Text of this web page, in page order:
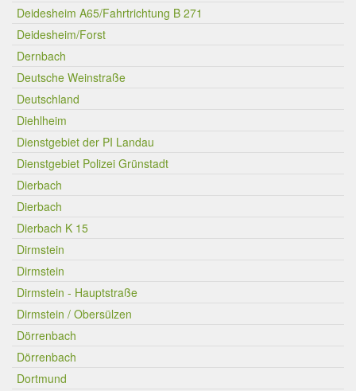
Deidesheim A65/Fahrtrichtung B 271
Deidesheim/Forst
Dernbach
Deutsche Weinstraße
Deutschland
Diehlheim
Dienstgebiet der PI Landau
Dienstgebiet Polizei Grünstadt
Dierbach
Dierbach
Dierbach K 15
Dirmstein
Dirmstein
Dirmstein - Hauptstraße
Dirmstein / Obersülzen
Dörrenbach
Dörrenbach
Dortmund